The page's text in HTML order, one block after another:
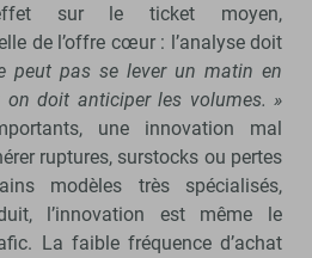
sur le ticket moyen,
de l’offre cœur : l’analyse doit
peut pas se lever un matin en
on doit anticiper les volumes. »
une innovation mal
ruptures, surstocks ou pertes
modèles très spécialisés,
l’innovation est même le
La faible fréquence d’achat